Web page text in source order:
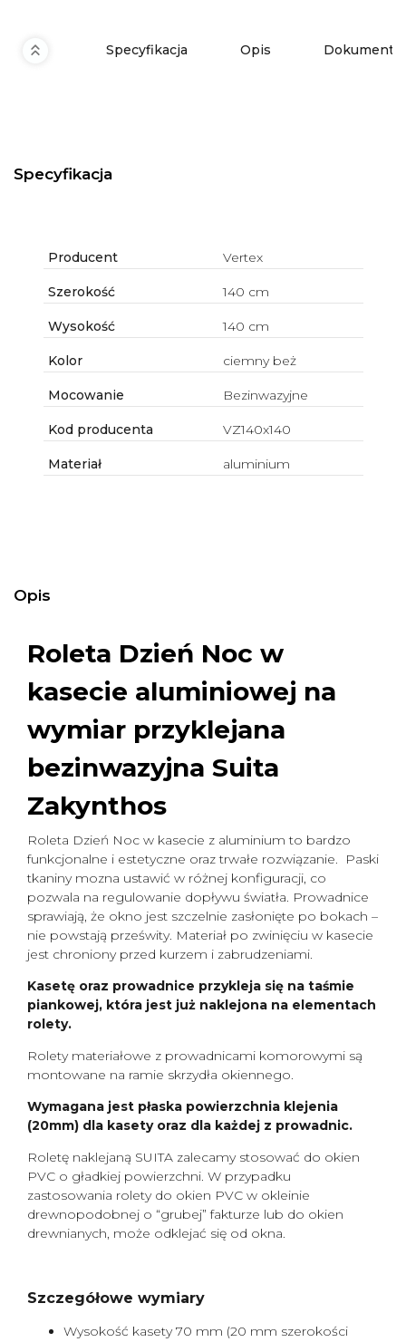
Specyfikacja Opis Dokumenty
Specyfikacja
Producent Vertex
Szerokość 140 cm
Wysokość 140 cm
Kolor ciemny beż
Mocowanie Bezinwazyjne
Kod producenta VZ140x140
Materiał aluminium
Opis
Roleta Dzień Noc w
kasecie aluminiowej na
wymiar przyklejana
bezinwazyjna Suita
Zakynthos
Roleta Dzień Noc w kasecie z aluminium to bardzo
funkcjonalne i estetyczne oraz trwałe rozwiązanie. Paski
tkaniny mozna ustawić w różnej konfiguracji, co
pozwala na regulowanie dopływu światła. Prowadnice
sprawiają, że okno jest szczelnie zasłonięte po bokach –
nie powstają prześwity. Materiał po zwinięciu w kasecie
jest chroniony przed kurzem i zabrudzeniami.
Kasetę oraz prowadnice przykleja się na taśmie
piankowej, która jest już naklejona na elementach
rolety.
Rolety materiałowe z prowadnicami komorowymi są
montowane na ramie skrzydła okiennego.
Wymagana jest płaska powierzchnia klejenia
(20mm) dla kasety oraz dla każdej z prowadnic.
Roletę naklejaną SUITA zalecamy stosować do okien
PVC o gładkiej powierzchni. W przypadku
zastosowania rolety do okien PVC w okleinie
drewnopodobnej o “grubej” fakturze lub do okien
drewnianych, może odklejać się od okna.
Szczegółowe wymiary
Wysokość kasety 70 mm (20 mm szerokości